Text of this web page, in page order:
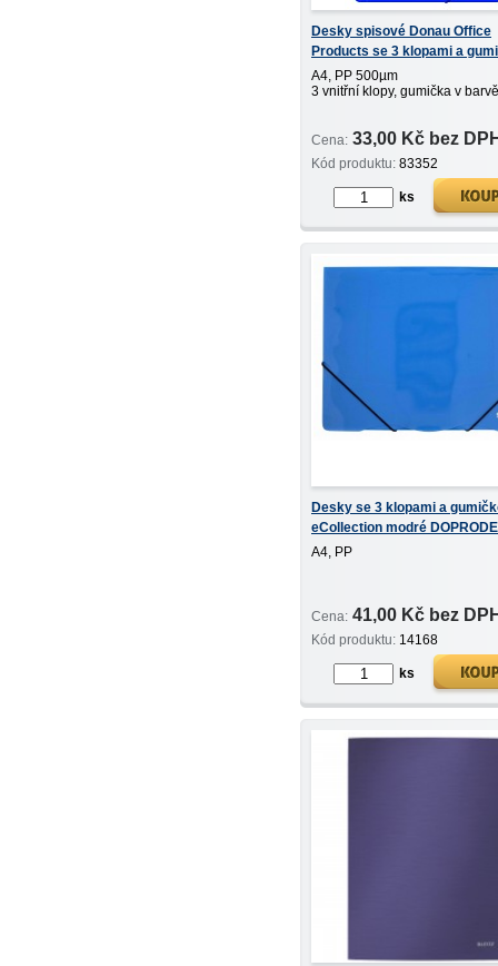
Desky spisové Donau Office
Products se 3 klopami a
PP 500µm modré
A4, PP 500µm
3 vnitřní klopy, gumička v
Cena: 33,00 Kč bez
Kód produktu: 83352
ks
Desky se 3 klopami a
eCollection modré
A4, PP
Cena: 41,00 Kč bez
Kód produktu: 14168
ks